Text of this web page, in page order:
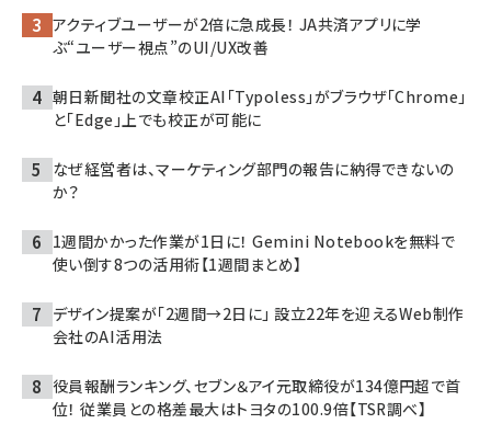
アクティブユーザーが2倍に急成長！ JA共済アプリに学
ぶ“ユーザー視点”のUI/UX改善
朝日新聞社の文章校正AI「Typoless」がブラウザ「Chrome」
と「Edge」上でも校正が可能に
なぜ経営者は、マーケティング部門の報告に納得できないの
か？
1週間かかった作業が1日に！ Gemini Notebookを無料で
使い倒す8つの活用術【1週間まとめ】
デザイン提案が「2週間→2日に」 設立22年を迎えるWeb制作
会社のAI活用法
役員報酬ランキング、セブン＆アイ元取締役が134億円超で首
位！ 従業員との格差最大はトヨタの100.9倍【TSR調べ】